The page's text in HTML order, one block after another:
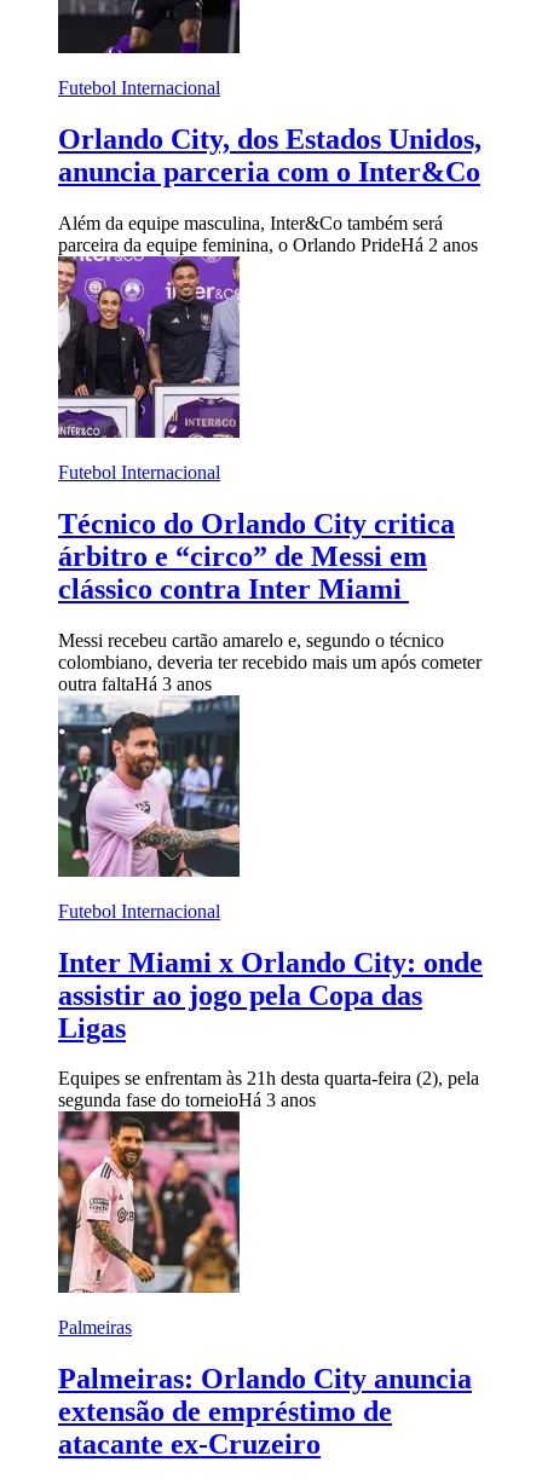
Futebol Internacional
Orlando City, dos Estados Unidos,
anuncia parceria com o Inter&Co
Além da equipe masculina, Inter&Co também será
parceira da equipe feminina, o Orlando PrideHá 2 anos
Futebol Internacional
Técnico do Orlando City critica
árbitro e “circo” de Messi em
clássico contra Inter Miami
Messi recebeu cartão amarelo e, segundo o técnico
colombiano, deveria ter recebido mais um após cometer
outra faltaHá 3 anos
Futebol Internacional
Inter Miami x Orlando City: onde
assistir ao jogo pela Copa das
Ligas
Equipes se enfrentam às 21h desta quarta-feira (2), pela
segunda fase do torneioHá 3 anos
Palmeiras
Palmeiras: Orlando City anuncia
extensão de empréstimo de
atacante ex-Cruzeiro